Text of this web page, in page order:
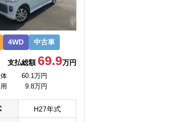
4WD 中古車
支払総額 69.9万円
60.1万円
9.8万円
H27年式